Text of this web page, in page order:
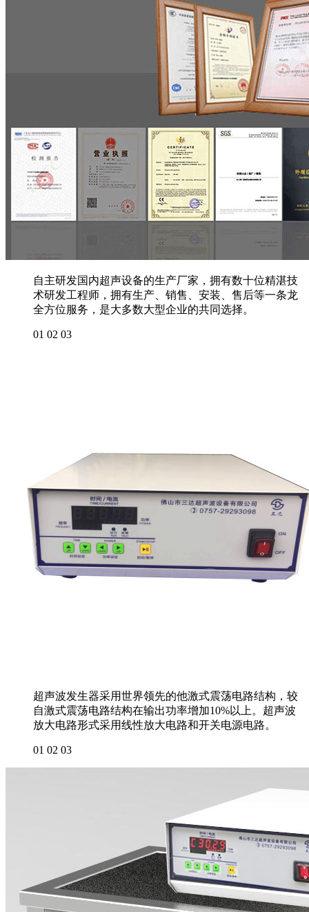
自主研发国内超声设备的生产厂家，拥有数十位精湛技
术研发工程师，拥有生产、销售、安装、售后等一条龙
全方位服务，是大多数大型企业的共同选择。
01 02 03
超声波发生器采用世界领先的他激式震荡电路结构，较
自激式震荡电路结构在输出功率增加10%以上。超声波
放大电路形式采用线性放大电路和开关电源电路。
01 02 03